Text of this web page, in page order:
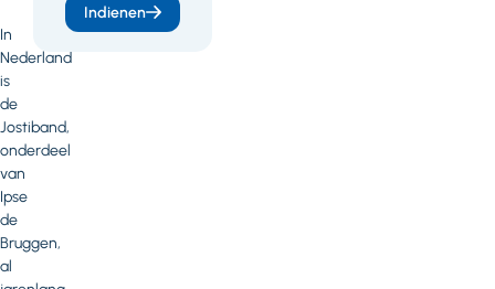
In
Nederland
is
de
Jostiband,
onderdeel
van
Ipse
de
Bruggen,
al
Indienen